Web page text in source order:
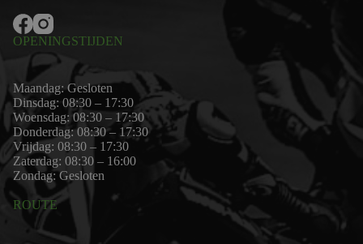
OPENINGSTIJDEN
Maandag: Gesloten
Dinsdag: 08:30 – 17:30
Woensdag: 08:30 – 17:30
Donderdag: 08:30 – 17:30
Vrijdag: 08:30 – 17:30
Zaterdag: 08:30 – 16:00
Zondag: Gesloten
ROUTE